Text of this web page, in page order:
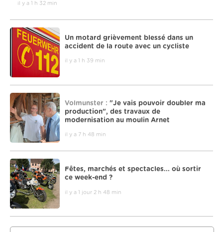
il y a 1 h 32 min
Un motard grièvement blessé dans un
accident de la route avec un cycliste
il y a 1 h 39 min
Volmunster : "Je vais pouvoir doubler ma
production", des travaux de
modernisation au moulin Arnet
il y a 7 h 48 min
Fêtes, marchés et spectacles... où sortir
ce week-end ?
il y a 1 jour 2 h 48 min